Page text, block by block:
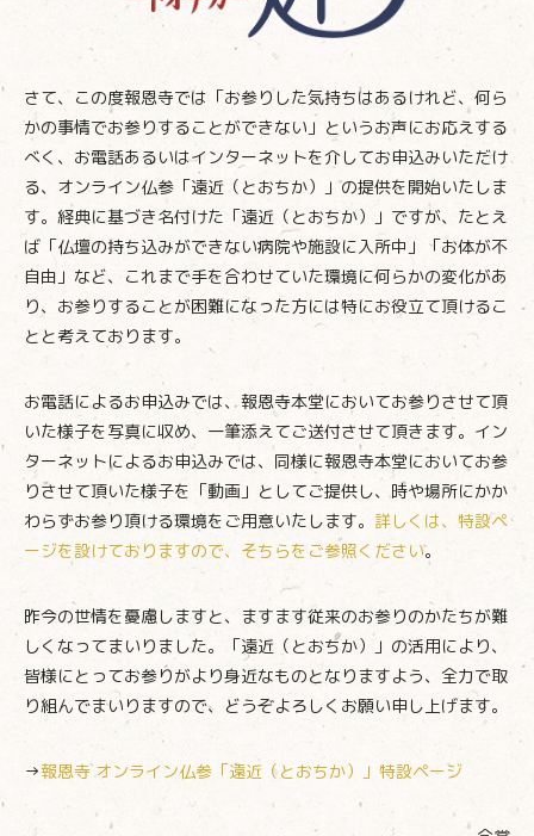
さて、この度報恩寺では「お参りした気持ちはあるけれど、何ら
かの事情でお参りすることができない」というお声にお応えする
べく、お電話あるいはインターネットを介してお申込みいただけ
る、オンライン仏参「遠近（とおちか）」の提供を開始いたしま
す。経典に基づき名付けた「遠近（とおちか）」ですが、たとえ
ば「仏壇の持ち込みができない病院や施設に入所中」「お体が不
自由」など、これまで手を合わせていた環境に何らかの変化があ
り、お参りすることが困難になった方には特にお役立て頂けるこ
とと考えております。
お電話によるお申込みでは、報恩寺本堂においてお参りさせて頂
いた様子を写真に収め、一筆添えてご送付させて頂きます。イン
ターネットによるお申込みでは、同様に報恩寺本堂においてお参
りさせて頂いた様子を「動画」としてご提供し、時や場所にかか
わらずお参り頂ける環境をご用意いたします。 詳しくは、特設ペ
ージを設けておりますので、そちらをご参照ください。
昨今の世情を憂慮しますと、ますます従来のお参りのかたちが難
しくなってまいりました。「遠近（とおちか）」の活用により、
皆様にとってお参りがより身近なものとなりますよう、全力で取
り組んでまいりますので、どうぞよろしくお願い申し上げます。
→報恩寺 オンライン仏参「遠近（とおちか）」特設ページ